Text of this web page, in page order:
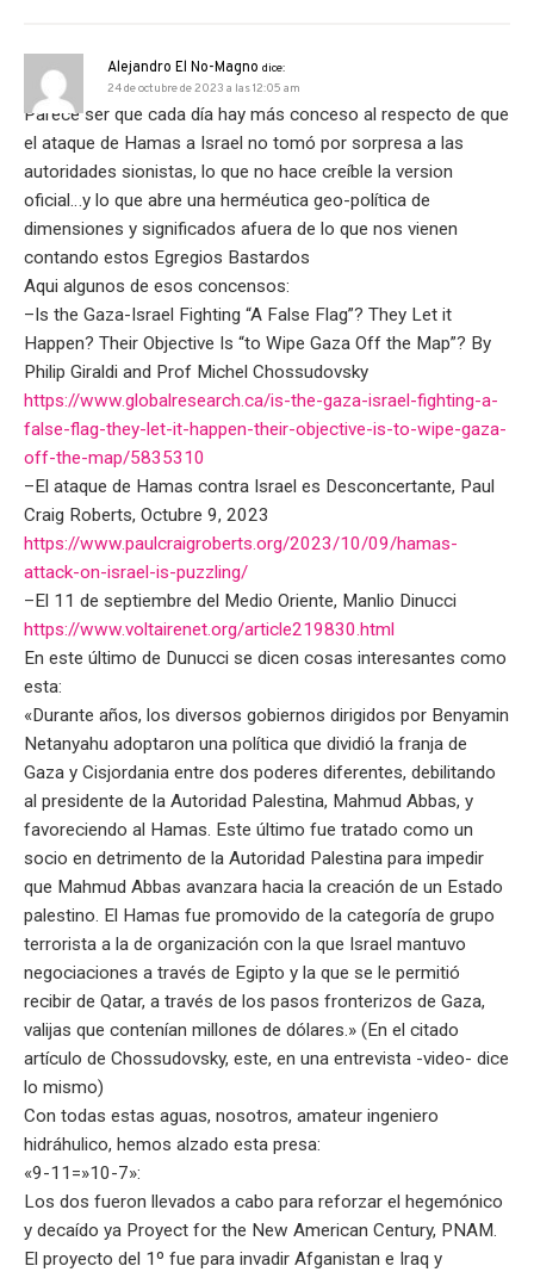
Alejandro El No-Magno dice:
24 de octubre de 2023 a las 12:05 am
Parece ser que cada día hay más conceso al respecto de que
el ataque de Hamas a Israel no tomó por sorpresa a las
autoridades sionistas, lo que no hace creíble la version
oficial…y lo que abre una herméutica geo-política de
dimensiones y significados afuera de lo que nos vienen
contando estos Egregios Bastardos
Aqui algunos de esos concensos:
–Is the Gaza-Israel Fighting “A False Flag”? They Let it
Happen? Their Objective Is “to Wipe Gaza Off the Map”? By
Philip Giraldi and Prof Michel Chossudovsky
https://www.globalresearch.ca/is-the-gaza-israel-fighting-a-
false-flag-they-let-it-happen-their-objective-is-to-wipe-gaza-
off-the-map/5835310
–El ataque de Hamas contra Israel es Desconcertante, Paul
Craig Roberts, Octubre 9, 2023
https://www.paulcraigroberts.org/2023/10/09/hamas-
attack-on-israel-is-puzzling/
–El 11 de septiembre del Medio Oriente, Manlio Dinucci
https://www.voltairenet.org/article219830.html
En este último de Dunucci se dicen cosas interesantes como
esta:
«Durante años, los diversos gobiernos dirigidos por Benyamin
Netanyahu adoptaron una política que dividió la franja de
Gaza y Cisjordania entre dos poderes diferentes, debilitando
al presidente de la Autoridad Palestina, Mahmud Abbas, y
favoreciendo al Hamas. Este último fue tratado como un
socio en detrimento de la Autoridad Palestina para impedir
que Mahmud Abbas avanzara hacia la creación de un Estado
palestino. El Hamas fue promovido de la categoría de grupo
terrorista a la de organización con la que Israel mantuvo
negociaciones a través de Egipto y la que se le permitió
recibir de Qatar, a través de los pasos fronterizos de Gaza,
valijas que contenían millones de dólares.» (En el citado
artículo de Chossudovsky, este, en una entrevista -video- dice
lo mismo)
Con todas estas aguas, nosotros, amateur ingeniero
hidráhulico, hemos alzado esta presa:
«9-11=»10-7»:
Los dos fueron llevados a cabo para reforzar el hegemónico
y decaído ya Proyect for the New American Century, PNAM.
El proyecto del 1º fue para invadir Afganistan e Iraq y